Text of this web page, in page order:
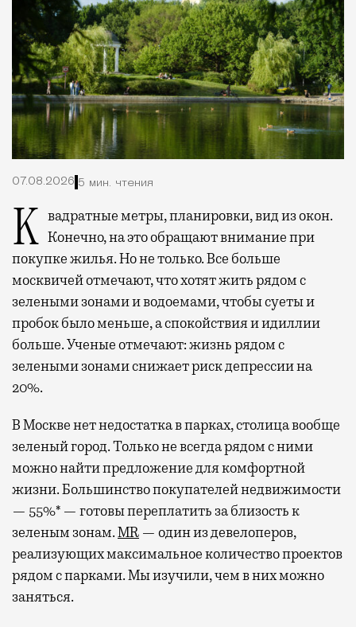
07.08.2026 5 мин. чтения
Квадратные метры, планировки, вид из окон. Конечно, на это обращают внимание при
покупке жилья. Но не только. Все больше
москвичей отмечают, что хотят жить рядом с
зелеными зонами и водоемами, чтобы суеты и
пробок было меньше, а спокойствия и идиллии
больше. Ученые отмечают: жизнь рядом с
зелеными зонами снижает риск депрессии на
20%.
В Москве нет недостатка в парках, столица вообще
зеленый город. Только не всегда рядом с ними
можно найти предложение для комфортной
жизни. Большинство покупателей недвижимости
— 55%* — готовы переплатить за близость к
зеленым зонам.MR — один из девелоперов,
реализующих максимальное количество проектов
рядом с парками. Мы изучили, чем в них можно
заняться.